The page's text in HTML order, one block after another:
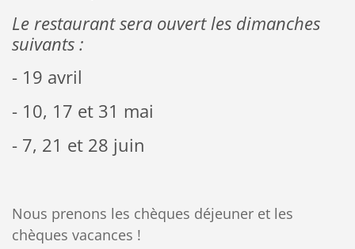
Le restaurant sera ouvert les dimanches
suivants :
- 19 avril
- 10, 17 et 31 mai
- 7, 21 et 28 juin
Nous prenons les chèques déjeuner et les
chèques vacances !